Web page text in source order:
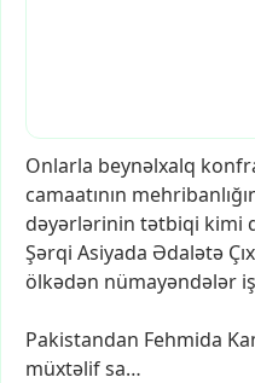
Onlarla beynəlxalq
camaatının
dəyərlərinin tətbiqi kimi
Şərqi Asiyada Ədalətə
ölkədən nümayəndələr
Pakistandan Fehmida
müxtəlifsa…